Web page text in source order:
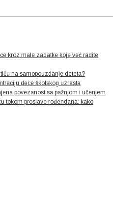
kroz male zadatke koje već radite
na samopouzdanje deteta?
dece školskog uzrasta
povezanost sa pažnjom i učenjem
tokom proslave rođendana: kako